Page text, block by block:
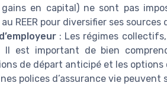
en capital) ne sont pas
REER pour diversifier ses
: Les régimes
Il est important de bien
de départ anticipé et les
polices d’assurance vie peuvent